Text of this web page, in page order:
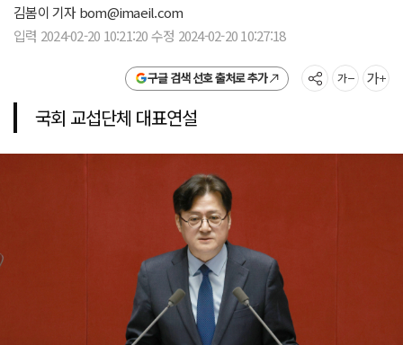
김봄이 기자bom@imaeil.com
입력 2024-02-20 10:21:20 수정 2024-02-20 10:27:18
구글 검색 선호 출처로 추가
국회 교섭단체 대표연설